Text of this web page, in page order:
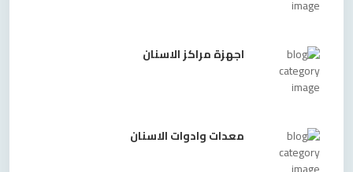
اجهزة مراكز الاسنان
معدات وادوات الاسنان